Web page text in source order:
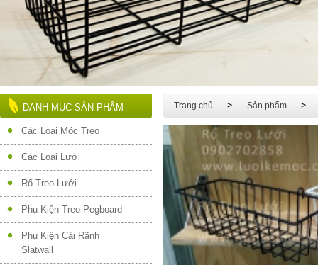
DANH MỤC SẢN PHẨM
Các Loại Móc Treo
Các Loại Lưới
Rổ Treo Lưới
Phụ Kiện Treo Pegboard
Phụ Kiện Cài Rãnh
Slatwall
Trang chủ Sản phẩm